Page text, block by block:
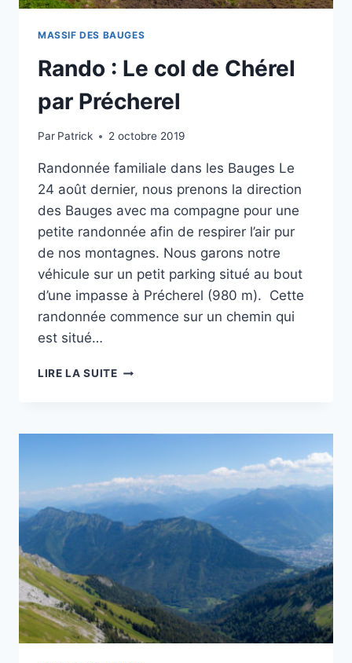
MASSIF DES BAUGES
Rando : Le col de Chérel
par Précherel
Par Patrick 2 octobre 2019
Randonnée familiale dans les Bauges Le
24 août dernier, nous prenons la direction
des Bauges avec ma compagne pour une
petite randonnée afin de respirer l’air pur
de nos montagnes. Nous garons notre
véhicule sur un petit parking situé au bout
d’une impasse à Précherel (980 m). Cette
randonnée commence sur un chemin qui
est situé…
LIRE LA SUITERANDO
DE
PRÉCHEREL